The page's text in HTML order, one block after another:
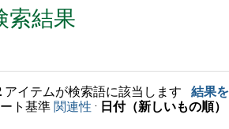
索結果
アイテムが検索語に該当します
結果
ト基準 関連性 · 日付（新しいもの順）